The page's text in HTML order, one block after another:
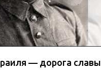
— дорога славы